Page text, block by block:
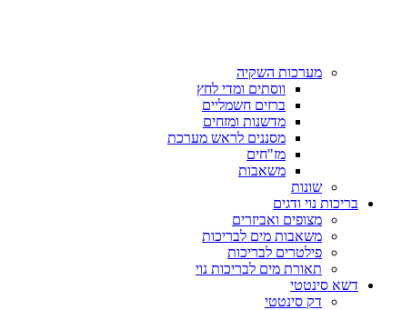
מערכות השקיה
ווסתים ומדי לחץ
ברזים חשמליים
מדשנות ומזחים
מסננים לראש מערכת
מז"חים
משאבות
שונות
בריכות נוי ודגים
מצופים ואביזרים
משאבות מים לבריכות
פילטרים לבריכות
תאורת מים לבריכות נוי
דשא סינטטי
דק סינטטי